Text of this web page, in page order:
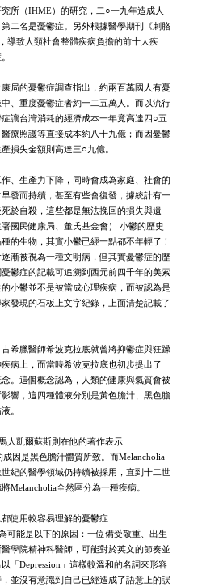
所（IHME）的研究，二○一九年造成人
二名是憂鬱症。另外根據醫學期刊《刺胳
導致人類社會整體疾病負擔的前十大疾
局的憂鬱症調查指出，約兩百萬國人有憂
、重度憂鬱症者約一二五萬人。而以流行
讓台灣消耗的經濟成本一年竟高達四○五
療照護等直接成本約八十九億；而因憂鬱
損失金額則高達三○九億。
、生產力下降，同時會成為家庭、社會的
發而持續，甚至有些會復發，據統計有一
於自殺，這些都是無法挽回的損失與遺
國民健康局、董氏基金會） 小鬱的歷史
的生物，其實小鬱已經一點都不年輕了！
逐漸被視為一種文明病，但其實憂鬱症的歷
鬱症的記載可追溯到西元前四千年的美索
小鬱並不是被當成心理疾病，而被認為是
發現的石板上文字紀錄，上面清楚記載了
希臘醫師希波克拉底就曾將抑鬱症與狂躁
病上，而當時希波克拉底也初步提出了
念。這個概念認為，人類的健康與氣質會被
響，這四種體液分別是黃色膽汁、黑色膽
。
人凱爾蘇斯則在他的著作表示
成因是黑色膽汁體質所致。而Melancholia
紀的醫學領域仍持續被採用，直到十二世
Melancholia全然區分為一種疾病。
使用較容易理解的憂鬱症
為可能是以下的原因：一位備受敬重、出生
學院精神科醫師，可能對於英文的節奏並
「Depression」這樣較溫和的名詞來形容
並沒有意識到自己已經造成了語意上的誤